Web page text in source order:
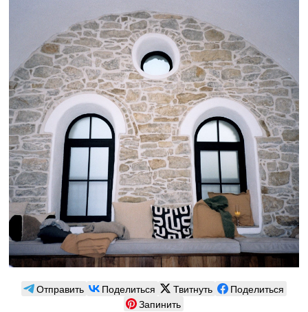
Отправить Поделиться Твитнуть
Поделиться
Запинить